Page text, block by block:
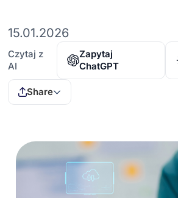
15.01.2026
Czytaj z
AI
Zapytaj
ChatGPT
Share